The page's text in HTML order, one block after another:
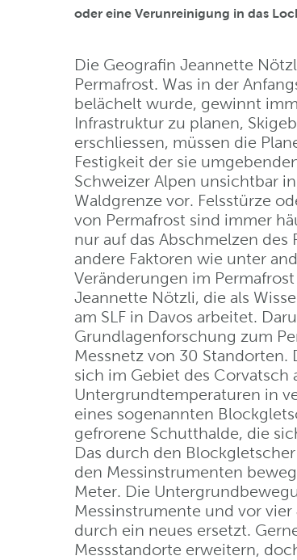
oder eine Verunreinigung in das
Die Geografin Jeannette
Permafrost. Was in der
belächelt wurde, gewinnt
Infrastruktur zu planen,
erschliessen, müssen die
Festigkeit der sie
Schweizer Alpen unsichtbar
Waldgrenze vor. Felsstürze
von Permafrost sind immer
nur auf das Abschmelzen
andere Faktoren wie unter
Veränderungen im
Jeannette Nötzli, die als
am SLF in Davos arbeitet.
Grundlagenforschung zum
Messnetz von 30 Standorten.
sich im Gebiet des Corvatsch
Untergrundtemperaturen in
eines sogenannten
gefrorene Schutthalde, die
Das durch den
den Messinstrumenten
Meter. Die
Messinstrumente und vor
durch ein neues ersetzt.
Messstandorte erweitern,